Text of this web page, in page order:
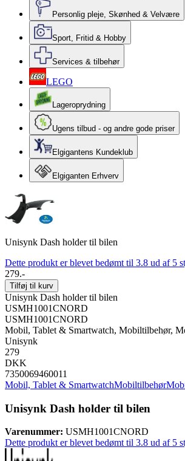
Personlig pleje, Skønhed & Velvære
Sport, Fritid & Hobby
Services & tilbehør
LEGO
Lageroprydning
Ugens tilbud - og andre gode priser
Elgigantens Kundeklub
Elgiganten Erhverv
Unisynk Dash holder til bilen
Dette produkt er blevet bedømt til 3.8 ud af 5
279.-
Tilføj til kurv
Unisynk Dash holder til bilen
USMH1001CNORD
USMH1001CNORD
Mobil, Tablet & Smartwatch, Mobiltilbehør,
Unisynk
279
DKK
7350069460011
Mobil, Tablet & SmartwatchMobiltilbehør
Unisynk Dash holder til bilen
Varenummer: USMH1001CNORD
Dette produkt er blevet bedømt til 3.8 ud af 5